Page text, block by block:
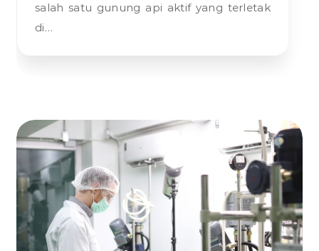
salah satu gunung api aktif yang terletak
di…